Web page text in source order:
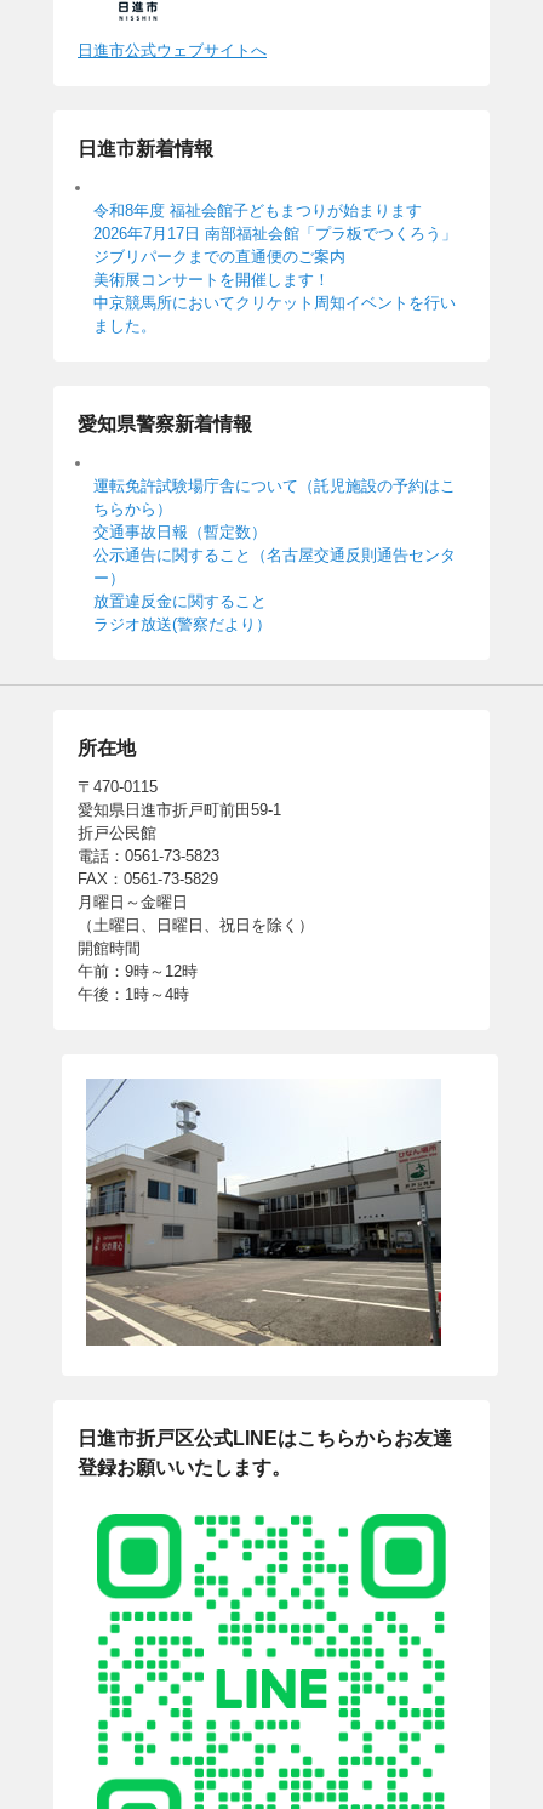
日進市公式ウェブサイトへ
日進市新着情報
令和8年度 福祉会館子どもまつりが始まります
2026年7月17日 南部福祉会館「プラ板でつくろう」
ジブリパークまでの直通便のご案内
美術展コンサートを開催します！
中京競馬所においてクリケット周知イベントを行い
ました。
愛知県警察新着情報
運転免許試験場庁舎について（託児施設の予約はこ
ちらから）
交通事故日報（暫定数）
公示通告に関すること（名古屋交通反則通告センタ
ー）
放置違反金に関すること
ラジオ放送(警察だより）
所在地
〒470-0115
愛知県日進市折戸町前田59-1
折戸公民館
電話：0561-73-5823
FAX：0561-73-5829
月曜日～金曜日
（土曜日、日曜日、祝日を除く）
開館時間
午前：9時～12時
午後：1時～4時
日進市折戸区公式LINEはこちらからお友達
登録お願いいたします。